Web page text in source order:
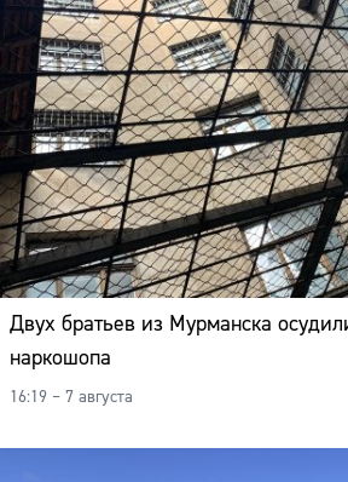
Двух братьев из Мурманска
наркошопа
16:19 – 7 августа